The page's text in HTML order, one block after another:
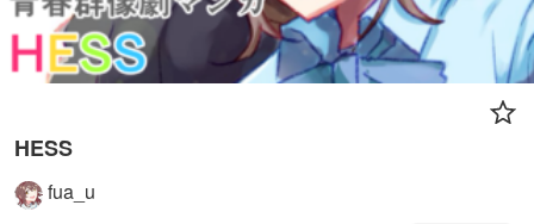
HESS
fua_u